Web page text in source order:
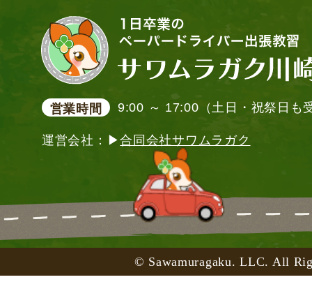
営業時間 9:00 ～ 17:00（土日・祝祭日も
運営会社：▶合同会社サワムラガク
© Sawamuragaku. LLC. All